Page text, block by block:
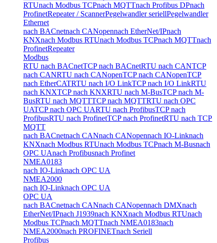
RTUnach Modbus TCPnach MQTTnach Profibus DPnach
ProfinetRepeater / ScannerPegelwandler seriellPegelwandler
Ethernet
nach BACnetnach CANopennach EtherNet/IPnach
KNXnach Modbus RTUnach Modbus TCPnach MQTTnach
ProfinetRepeater
Modbus
RTU nach BACnetTCP nach BACnetRTU nach CANTCP
nach CANRTU nach CANopenTCP nach CANopenTCP
nach EtherCATRTU nach I/O LinkTCP nach I/O LinkRTU
nach KNXTCP nach KNXRTU nach M-BusTCP nach M-
BusRTU nach MQTTTCP nach MQTTRTU nach OPC
UATCP nach OPC UARTU nach ProfibusTCP nach
ProfibusRTU nach ProfinetTCP nach ProfinetRTU nach TCP
MQTT
nach BACnetnach CANnach CANopennach IO-Linknach
KNXnach Modbus RTUnach Modbus TCPnach M-Busnach
OPC UAnach Profibusnach Profinet
NMEA0183
nach IO-Linknach OPC UA
NMEA2000
nach IO-Linknach OPC UA
OPC UA
nach BACnetnach CANnach CANopennach DMXnach
EtherNet/IPnach J1939nach KNXnach Modbus RTUnach
Modbus TCPnach MQTTnach NMEA0183nach
NMEA2000nach PROFINETnach Seriell
Profibus